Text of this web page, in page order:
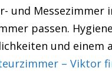
und
passen.
und
– Viktor